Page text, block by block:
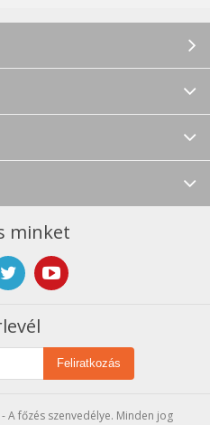
minket
Feliratkozás
A főzés szenvedélye. Minden jog